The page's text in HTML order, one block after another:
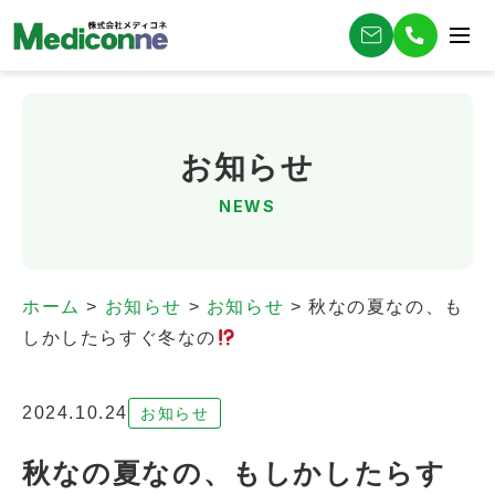
お知らせ
NEWS
ホーム > お知らせ > お知らせ >秋なの夏なの、も
しかしたらすぐ冬なの
2024.10.24 お知らせ
秋なの夏なの、もしかしたらす